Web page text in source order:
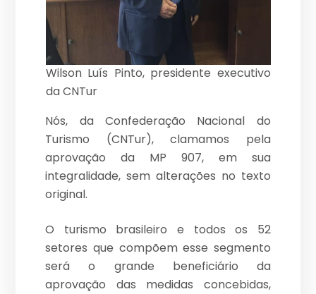
Wilson Luís Pinto, presidente executivo
da CNTur
Nós, da Confederação Nacional do
Turismo (CNTur), clamamos pela
aprovação da MP 907, em sua
integralidade, sem alterações no texto
original.
O turismo brasileiro e todos os 52
setores que compõem esse segmento
será o grande beneficiário da
aprovação das medidas concebidas,